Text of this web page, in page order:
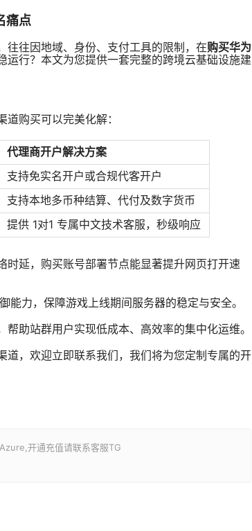
痛点
往往因地域、身份、支付工具的限制，在购买华为
行？本文为您提供一套完整的跨境云基础设施建
购买可以完美化解：
代理商开户解决方案
支持免实名开户或合规代客开户
支持本地多币种结算、代付及数字货币
提供 1对1 专属中文技术客服，秒级响应
时延，购买账号部署节点能显著提升网页打开速
能力，保障游戏上线期间服务器的稳定与安全。
助站群用户实现低成本、高效率的集中化运维。
，欢迎立即联系我们，我们将为您定制专属的开
开通充值请联系客服TG